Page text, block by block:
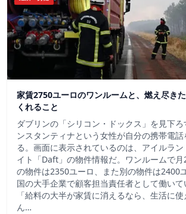
家賃2750ユーロのワンルームと、燃え尽き
くれること
ダブリンの「シリコン・ドックス」を見下
ンスタンティナという女性が自分の携帯電
る。画面に表示されているのは、アイルラ
イト「Daft」の物件情報だ。ワンルームで
の物件は2350ユーロ、また別の物件は2400
国の大手企業で顧客担当責任者として働い
「給料の大半が家賃に消えるなら、生活に
ん…